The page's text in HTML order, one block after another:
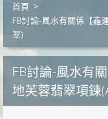
首頁 >
FB討論-風水有關係【鑫
翠)
FB討論-風水有
地芙蓉翡翠項鍊